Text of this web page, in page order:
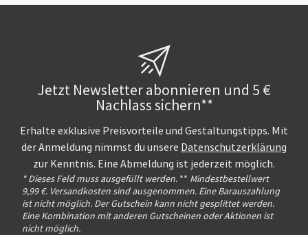
Jetzt Newsletter abonnieren und 5 €
Nachlass sichern**
Erhalte exklusive Preisvorteile und Gestaltungstipps. Mit
der Anmeldung nimmst du unsere Datenschutzerklärung
zur Kenntnis. Eine Abmeldung ist jederzeit möglich.
* Dieses Feld muss ausgefüllt werden. ** Mindestbestellwert
9,99 €. Versandkosten sind ausgenommen. Eine Barauszahlung
ist nicht möglich. Der Gutschein kann nicht gesplittet werden.
Eine Kombination mit anderen Gutscheinen oder Aktionen ist
nicht möglich.